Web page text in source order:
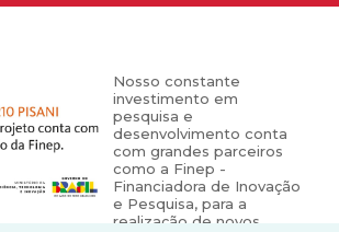
Nosso constante
investimento em
pesquisa e
desenvolvimento conta
com grandes parceiros
como a Finep -
Financiadora de Inovação
e Pesquisa, para a
realização de novos